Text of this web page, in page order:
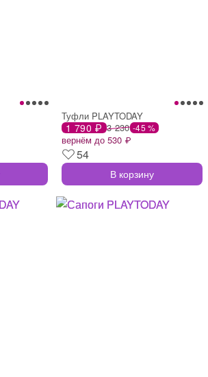
Туфли PLAYTODAY
1 790 ₽ 3 230 -45 %
вернём до 530 ₽
54
В корзину